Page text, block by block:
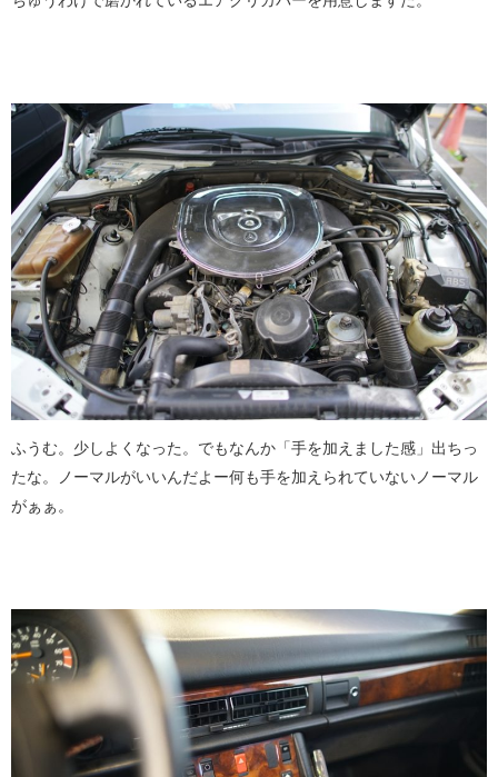
ふうむ。少しよくなった。でもなんか「手を加えました感」出ちっ
たな。ノーマルがいいんだよー何も手を加えられていないノーマル
がぁぁ。